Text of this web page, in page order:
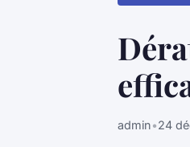
admin•24